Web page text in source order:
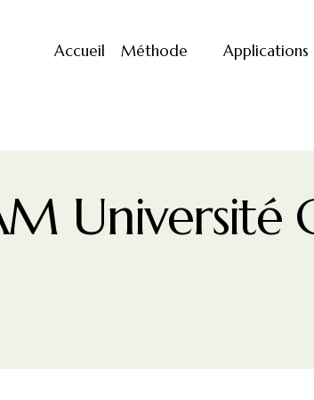
Accueil Méthode Applications
Université